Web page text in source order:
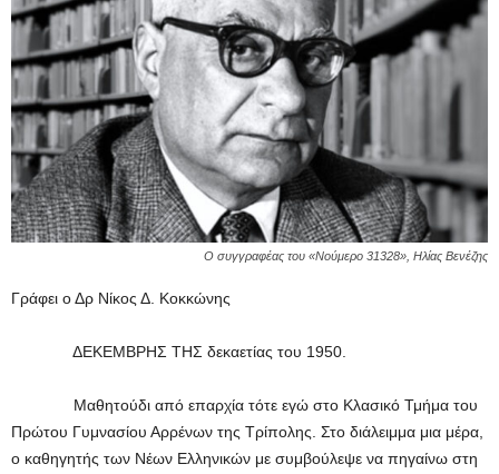
Ο συγγραφέας του «Νούμερο 31328», Ηλίας Βενέζης
Γράφει ο Δρ Νίκος Δ. Κοκκώνης
ΔΕΚΕΜΒΡΗΣ ΤΗΣ δεκαετίας του 1950.
Μαθητούδι από επαρχία τότε εγώ στο Κλασικό Τμήμα του
Πρώτου Γυμνασίου Αρρένων της Τρίπολης. Στο διάλειμμα μια μέρα,
ο καθηγητής των Νέων Ελληνικών με συμβούλεψε να πηγαίνω στη